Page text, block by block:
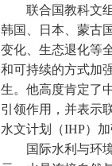
联合国教科文
韩国、日本、蒙古
变化、生态退化等
和可持续的方式加
生。他高度肯定了
引领作用，并表示
水文计划（IHP）
国际水利与环